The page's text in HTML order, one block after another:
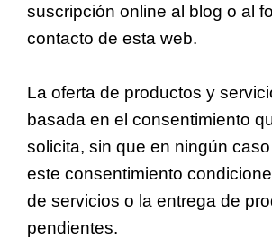
suscripción online al blog o al
contacto de esta web.
La oferta de productos y
basada en el consentimiento
solicita, sin que en ningún
este consentimiento
de servicios o la entrega de
pendientes.